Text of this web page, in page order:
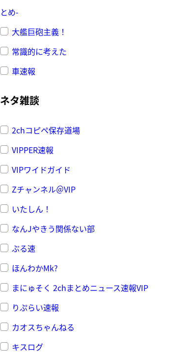
とめ-
大艦巨砲主義！
常識的に考えた
車速報
ネタ雑談
2chコピペ保存道場
VIPPER速報
VIPワイドガイド
Zチャンネル＠VIP
いたしん！
なんJやきう関係ない部
ぶる速
ほんわかMk?
まにゅそく 2chまとめニュース速報VIP
りぷらい速報
カオスちゃんねる
キスログ